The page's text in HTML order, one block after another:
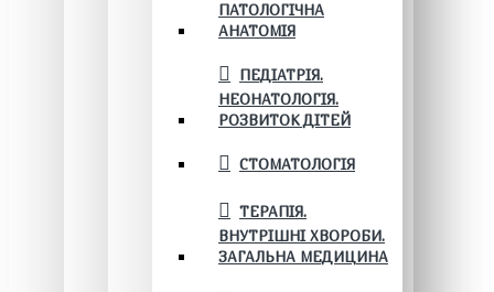
ПАТОЛОГІЧНА
АНАТОМІЯ
ПЕДІАТРІЯ.
НЕОНАТОЛОГІЯ.
РОЗВИТОК ДІТЕЙ
СТОМАТОЛОГІЯ
ТЕРАПІЯ.
ВНУТРІШНІ ХВОРОБИ.
ЗАГАЛЬНА МЕДИЦИНА